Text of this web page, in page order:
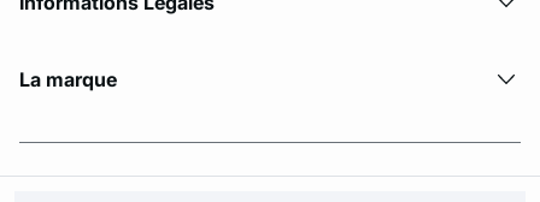
La marque